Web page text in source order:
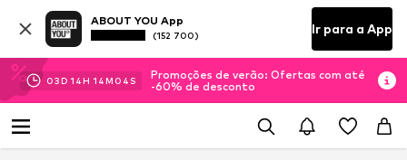
ABOUT YOU App
(152 700) Ir para a App
03D 14H 14M 04 S
Promoções de verão: Ofertas com até
-60% de desconto